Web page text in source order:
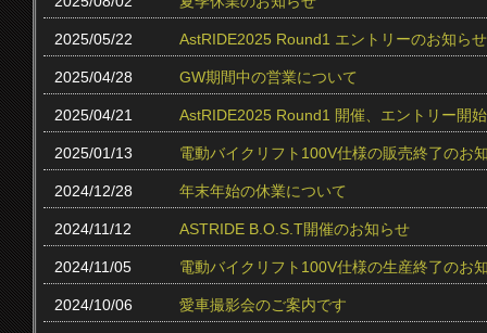
2025/05/22 AstRIDE2025 Round1 エントリーのお知らせ
2025/04/28 GW期間中の営業について
2025/04/21 AstRIDE2025 Round1 開催、エントリー開
2025/01/13 電動バイクリフト100V仕様の販売終了のお
2024/12/28 年末年始の休業について
2024/11/12 ASTRIDE B.O.S.T開催のお知らせ
2024/11/05 電動バイクリフト100V仕様の生産終了のお
2024/10/06 愛車撮影会のご案内です